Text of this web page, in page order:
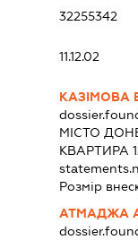
32255342
11.12.02
КАЗІМОВА
МІСТО
КВАРТИРА
Розмір
АТМАДЖА